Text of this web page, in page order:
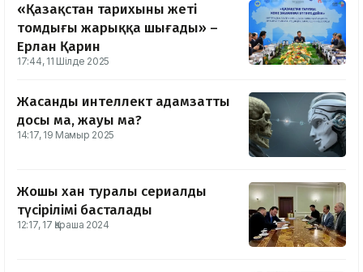
«Қазақстан тарихының жеті
томдығы жарыққа шығады» –
Ерлан Қарин
17:44, 11 Шілде 2025
Жасанды интеллект адамзаттың
досы ма, жауы ма?
14:17, 19 Мамыр 2025
Жошы хан туралы сериалдың
түсірілімі басталады
12:17, 17 Қараша 2024